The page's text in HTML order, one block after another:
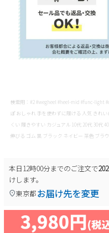
検索用：#2 #wegheel #heel-mid #func-light
ぽ おしゃれ 手を使わずに履ける 人気 きれ
くい 履きやすい カジュアル 10代 20代 30代
伸びる ゴム 黒 ブラック ネイビー 茶色 ブラ
本日12時00分までのご注文で
けします。
東京都 お届け先を変更